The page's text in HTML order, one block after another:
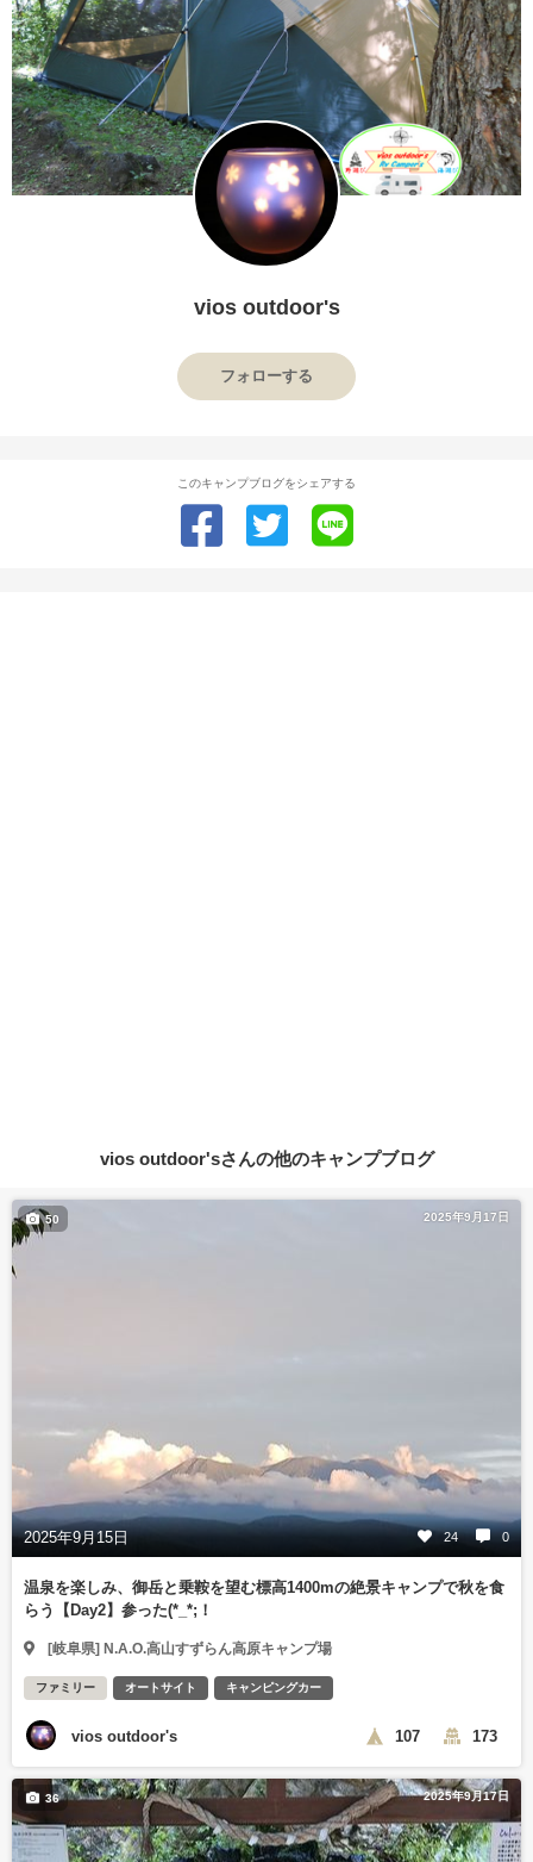
vios outdoor's
フォローする
このキャンプブログをシェアする
vios outdoor'sさんの他のキャンプブログ
2025年9月17日
2025年9月15日 24 0
50
温泉を楽しみ、御岳と乗鞍を望む標高1400mの絶景キャンプで秋を食
らう【Day2】参った(*_*;！
[岐阜県] N.A.O.高山すずらん高原キャンプ場
ファミリー オートサイト キャンピングカー
vios outdoor's 107 173
2025年9月17日
36